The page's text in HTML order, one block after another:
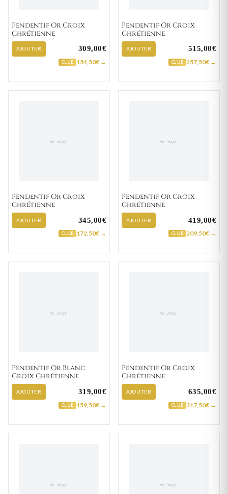
Pendentif Or Croix
Chrétienne
AJOUTER 309,00€
CLUB 154,50€ →
Pendentif Or Croix
Chrétienne
AJOUTER 515,00€
CLUB 257,50€ →
Pendentif Or Croix
Chrétienne
AJOUTER 345,00€
CLUB 172,50€ →
Pendentif Or Croix
Chrétienne
AJOUTER 419,00€
CLUB 209,50€ →
Pendentif Or Blanc
Croix Chrétienne
AJOUTER 319,00€
CLUB 159,50€ →
Pendentif Or Croix
Chrétienne
AJOUTER 635,00€
CLUB 317,50€ →